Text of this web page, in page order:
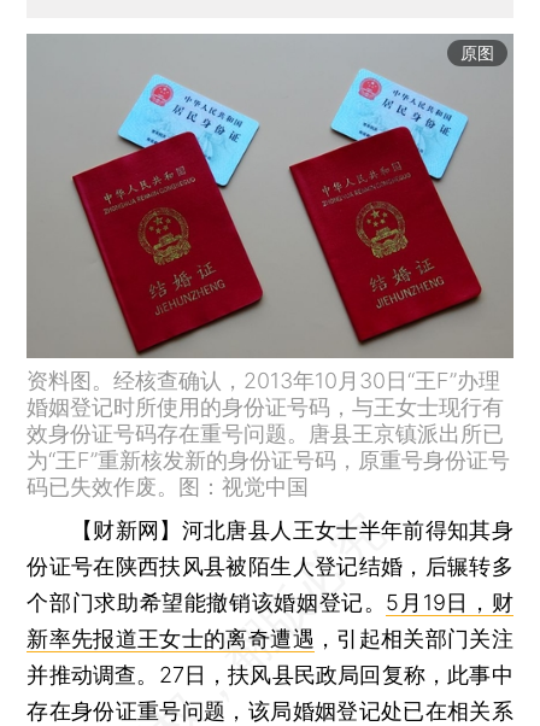
原图
资料图。经核查确认，2013年10月30日“王F”办理
婚姻登记时所使用的身份证号码，与王女士现行有
效身份证号码存在重号问题。唐县王京镇派出所已
为“王F”重新核发新的身份证号码，原重号身份证号
码已失效作废。图：视觉中国
【财新网】 河北唐县人王女士半年前得知其身
份证号在陕西扶风县被陌生人登记结婚，后辗转多
个部门求助希望能撤销该婚姻登记。 5月19日，财
新率先报道王女士的离奇遭遇 ，引起相关部门关注
并推动调查。27日，扶风县民政局回复称，此事中
存在身份证重号问题，该局婚姻登记处已在相关系